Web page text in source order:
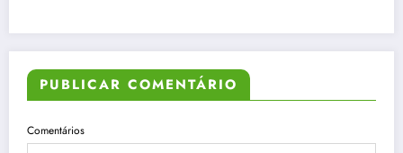
PUBLICAR COMENTÁRIO
Comentários